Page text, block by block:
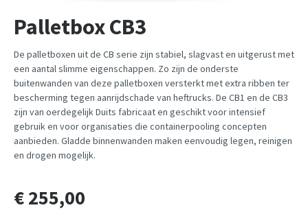
Palletbox CB3
De palletboxen uit de CB serie zijn stabiel, slagvast en uitgerust met
een aantal slimme eigenschappen. Zo zijn de onderste
buitenwanden van deze palletboxen versterkt met extra ribben ter
bescherming tegen aanrijdschade van heftrucks. De CB1 en de CB3
zijn van oerdegelijk Duits fabricaat en geschikt voor intensief
gebruik en voor organisaties die containerpooling concepten
aanbieden. Gladde binnenwanden maken eenvoudig legen, reinigen
en drogen mogelijk.
€ 255,00